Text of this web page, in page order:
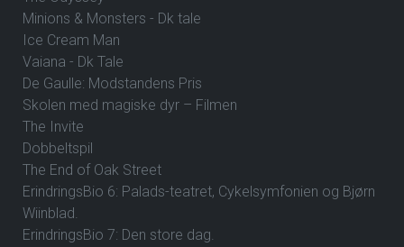
Minions & Monsters - Dk tale
Ice Cream Man
Vaiana - Dk Tale
De Gaulle: Modstandens Pris
Skolen med magiske dyr – Filmen
The Invite
Dobbeltspil
The End of Oak Street
ErindringsBio 6: Palads-teatret, Cykelsymfonien og Bjørn
Wiinblad.
ErindringsBio 7: Den store dag.